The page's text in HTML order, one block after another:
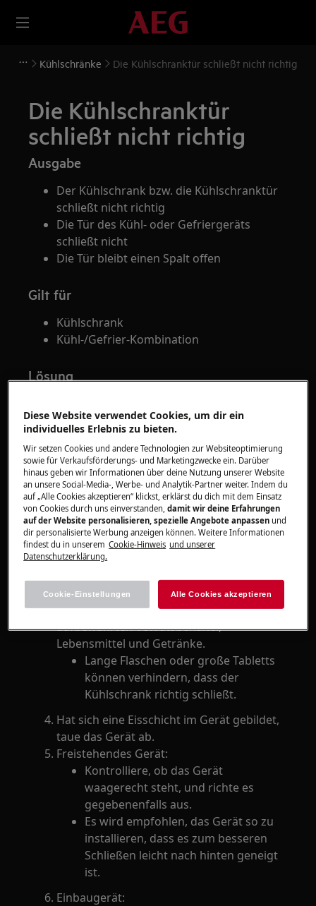
Kühlschränke Die Kühlschranktür schließt nicht richtig
Die Kühlschranktür
schließt nicht richtig
Ausgabe
Der Kühlschrank bzw. die Kühlschranktür
schließt nicht richtig
Die Tür des Kühl- oder Gefriergeräts
schließt nicht
Die Tür bleibt einen Spalt offen
Gilt für
Kühlschrank
Kühl-/Gefrier-Kombination
Lösung
Kühlschranktür richtig einstellen kannst:
Kontrolliere die Dichtung auf
Verschmutzungen und reinige sie bei
Bedarf, wenn der Kühlschrank nicht richtig
schließt.
Reinigungsmittel erhältst du über
unseren Webshop.
Prüfe, ob die Ablagefächer, Schubladen
und Regale richtig eingesetzt und
vollständig zurückgeschoben sind.
Kontrolliere die im Kühlschrank
aufbewahrten Vorratsbehälter,
Lebensmittel und Getränke.
Lange Flaschen oder große Tabletts
können verhindern, dass der
Kühlschrank richtig schließt.
Hat sich eine Eisschicht im Gerät gebildet,
taue das Gerät ab.
Freistehendes Gerät:
Kontrolliere, ob das Gerät
waagerecht steht, und richte es
gegebenenfalls aus.
Es wird empfohlen, das Gerät so zu
installieren, dass es zum besseren
Schließen leicht nach hinten geneigt
ist.
Einbaugerät:
Diese Website verwendet Cookies, um dir ein
individuelles Erlebnis zu bieten.
Wir setzen Cookies und andere Technologien zur Websiteoptimierung
sowie für Verkaufsförderungs- und Marketingzwecke ein. Darüber
hinaus geben wir Informationen über deine Nutzung unserer Website
an unsere Social-Media-, Werbe- und Analytik-Partner weiter. Indem du
auf „Alle Cookies akzeptieren“ klickst, erklärst du dich mit dem Einsatz
von Cookies durch uns einverstanden,damit wir deine Erfahrungen
auf der Website personalisieren, spezielle Angebote anpassen und
dir personalisierte Werbung anzeigen können. Weitere Informationen
findest du in unserem Cookie-Hinweis und unserer
Datenschutzerklärung.
Cookie-Einstellungen Alle Cookies akzeptieren